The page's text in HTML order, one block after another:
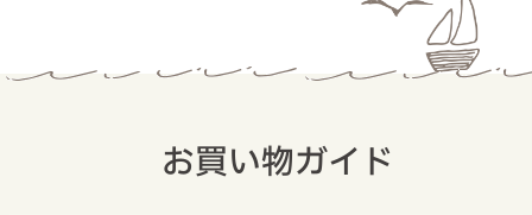
お買い物ガイド